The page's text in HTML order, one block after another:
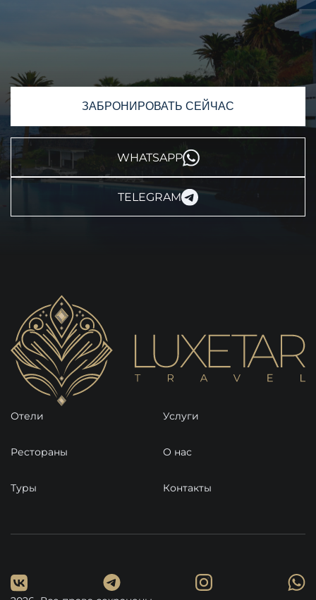
ЗАБРОНИРОВАТЬ СЕЙЧАС
WHATSAPP
TELEGRAM
Отели Услуги
Рестораны О нас
Туры Контакты